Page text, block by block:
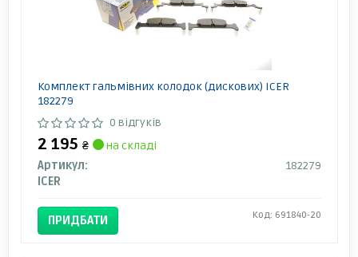
Комплект гальмівних колодок (дискових) ICER
182279
0 відгуків
2 195 ₴
на складі
Артикул:
182279
ICER
ПРИДБАТИ Код: 691840-20